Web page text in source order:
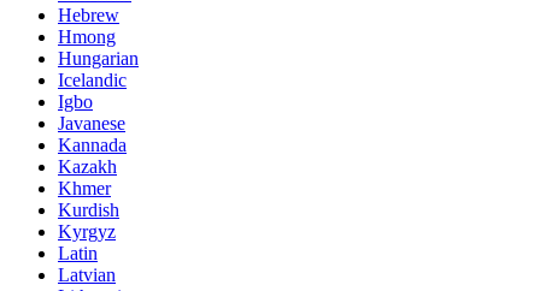
Hebrew
Hmong
Hungarian
Icelandic
Igbo
Javanese
Kannada
Kazakh
Khmer
Kurdish
Kyrgyz
Latin
Latvian